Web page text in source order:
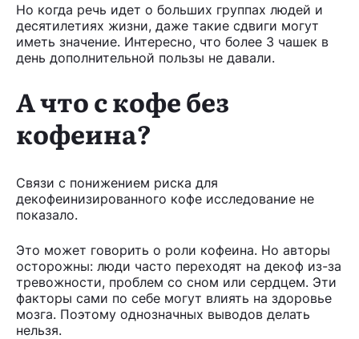
Но когда речь идет о больших группах людей и
десятилетиях жизни, даже такие сдвиги могут
иметь значение. Интересно, что более 3 чашек в
день дополнительной пользы не давали.
А что с кофе без
кофеина?
Связи с понижением риска для
декофеинизированного кофе исследование не
показало.
Это может говорить о роли кофеина. Но авторы
осторожны: люди часто переходят на декоф из-за
тревожности, проблем со сном или сердцем. Эти
факторы сами по себе могут влиять на здоровье
мозга. Поэтому однозначных выводов делать
нельзя.